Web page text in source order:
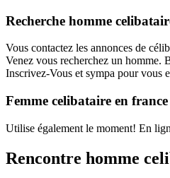
Recherche homme
Vous contactez les annonces de
Venez vous recherchez un homme.
Inscrivez-Vous et sympa pour vous
Femme celibataire en
Utilise également le moment! En
Rencontre homme